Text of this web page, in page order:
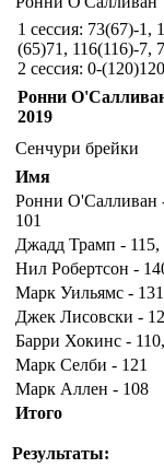
1 сессия: 73(67)-1,
(65)71, 116(116)-7,
2 сессия: 0-
Ронни
2019
Сенчури брейки
Имя
Ронни О'Салливан
101
Джадд Трамп - 115,
Нил Робертсон -
Марк Уильямс -
Джек Лисовски -
Барри Хокинс -
Марк Селби - 121
Марк Аллен - 108
Итого
Результаты: